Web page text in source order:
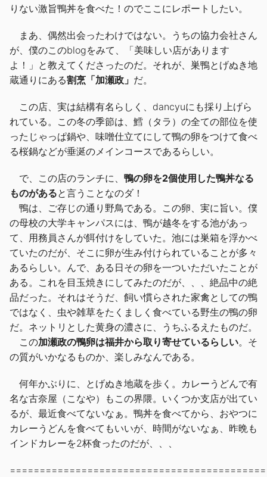
りない激旨鴨丼を食べた！のでここにレポートしたい。
まあ、偶然出会ったわけではない。うちの協力会社さん
が、僕のこのblogをみて、「美味しい店があります
よ！」と教えてくださったのだ。それが、巣鴨とげぬき地
蔵通りにある割烹「加瀬政」 だ。
この店、実は結構有名らしく、dancyuにも採り上げら
れている。この冬の季節は、鱈（タラ）の全ての部位を使
ったじゃっぱ鍋や、味噌仕立てにして鴨の卵をつけて食べ
る桜鍋などが垂涎のメインコースであるらしい。
で、この店のランチに、 鴨の卵を2個使用した鴨丼なる
ものがあると言うことなのダ！
鴨は、ご存じの通り野鳥である。この卵、実に旨い。僕
の母校の大学キャンパスには、鴨が越冬をする池があっ
て、用務員さんが餌付けをしていた。池には巣箱を浮かべ
ていたのだが、そこに卵が生み付けられていることが多々
あるらしい。んで、ある日その卵を一ついただいたことが
ある。これを目玉焼きにしてみたのだが、、、絶品中の絶
品だった。それはそうだ、飼い慣らされた家禽としての鴨
ではなく、虫や雑草をたくましく食べている野生の鴨の卵
だ。ネットリとした黄身の濃さに、うちふるえたものだ。
この加瀬政の鴨卵は福井から取り寄せているらしい。そ
の質がいかなるものか、楽しみなんである。
何年かぶりに、とげぬき地蔵を歩く。カレーうどんで有
名な古奈屋（こなや）もこの界隈。いくつか支店が出てい
るが、最近食べてないなぁ。鴨丼を食べてから、おやつに
カレーうどんを食べてもいいが、時間がないなぁ、昨晩も
インドカレーを2杯食ったのだが、、、